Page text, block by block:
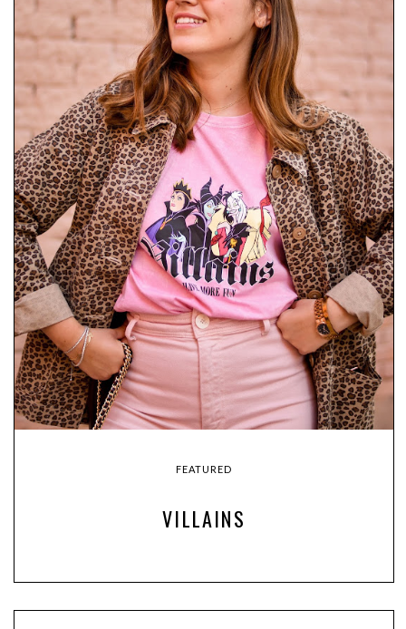
FEATURED
VILLAINS